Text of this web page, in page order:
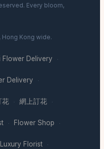
Every bloom,
Kong wide.
Flower Delivery ·
Delivery ·
花 · 網上訂花 ·
· Flower Shop ·
Luxury Florist ·